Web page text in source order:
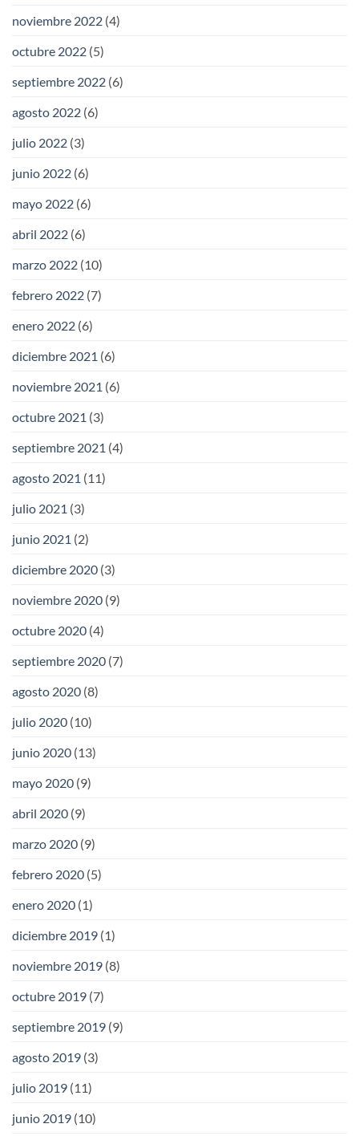
noviembre 2022 (4)
octubre 2022 (5)
septiembre 2022 (6)
agosto 2022 (6)
julio 2022 (3)
junio 2022 (6)
mayo 2022 (6)
abril 2022 (6)
marzo 2022 (10)
febrero 2022 (7)
enero 2022 (6)
diciembre 2021 (6)
noviembre 2021 (6)
octubre 2021 (3)
septiembre 2021 (4)
agosto 2021 (11)
julio 2021 (3)
junio 2021 (2)
diciembre 2020 (3)
noviembre 2020 (9)
octubre 2020 (4)
septiembre 2020 (7)
agosto 2020 (8)
julio 2020 (10)
junio 2020 (13)
mayo 2020 (9)
abril 2020 (9)
marzo 2020 (9)
febrero 2020 (5)
enero 2020 (1)
diciembre 2019 (1)
noviembre 2019 (8)
octubre 2019 (7)
septiembre 2019 (9)
agosto 2019 (3)
julio 2019 (11)
junio 2019 (10)